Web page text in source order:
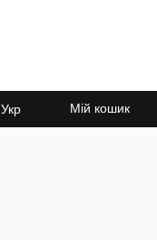
Укр Мій кошик